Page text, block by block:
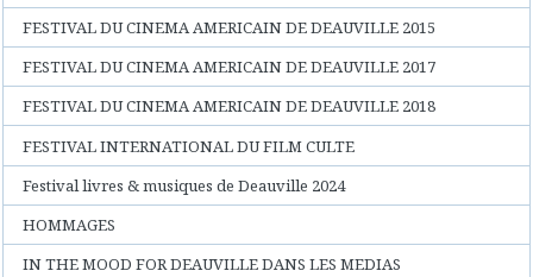
FESTIVAL DU CINEMA AMERICAIN DE DEAUVILLE 2015
FESTIVAL DU CINEMA AMERICAIN DE DEAUVILLE 2017
FESTIVAL DU CINEMA AMERICAIN DE DEAUVILLE 2018
FESTIVAL INTERNATIONAL DU FILM CULTE
Festival livres & musiques de Deauville 2024
HOMMAGES
IN THE MOOD FOR DEAUVILLE DANS LES MEDIAS